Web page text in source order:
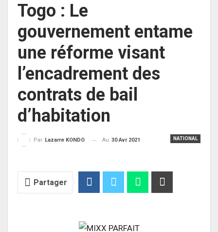
Togo : Le
gouvernement entame
une réforme visant
l’encadrement des
contrats de bail
d’habitation
NATIONAL
Par Lazarre KONDO Au 30 Avr 2021
Partager